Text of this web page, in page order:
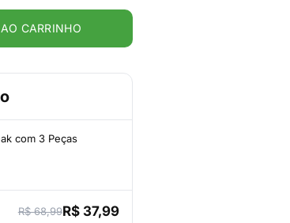
CARRINHO
com 3 Peças
R$ 68,99R$ 37,99